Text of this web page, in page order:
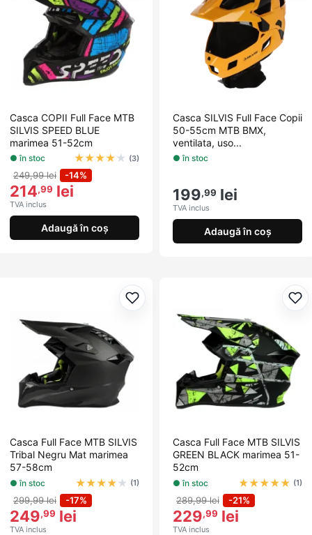
Casca COPII Full Face MTB
SILVIS SPEED BLUE
marimea 51-52cm
● în stoc ★★★★ ★ (3)
249,99 lei -14%
214,99 lei
TVA inclus
Adaugă în coș
Casca SILVIS Full Face Copii
50-55cm MTB BMX,
ventilata, uso...
● în stoc
199,99 lei
TVA inclus
Adaugă în coș
Adaugă la favorite
Casca Full Face MTB SILVIS
Tribal Negru Mat marimea
57-58cm
● în stoc ★★★★ ★ (1)
299,99 lei -17%
249,99 lei
TVA inclus
Casca Full Face MTB SILVIS
GREEN BLACK marimea 51-
52cm
● în stoc ★★★★★ (1)
289,99 lei -21%
229,99 lei
TVA inclus